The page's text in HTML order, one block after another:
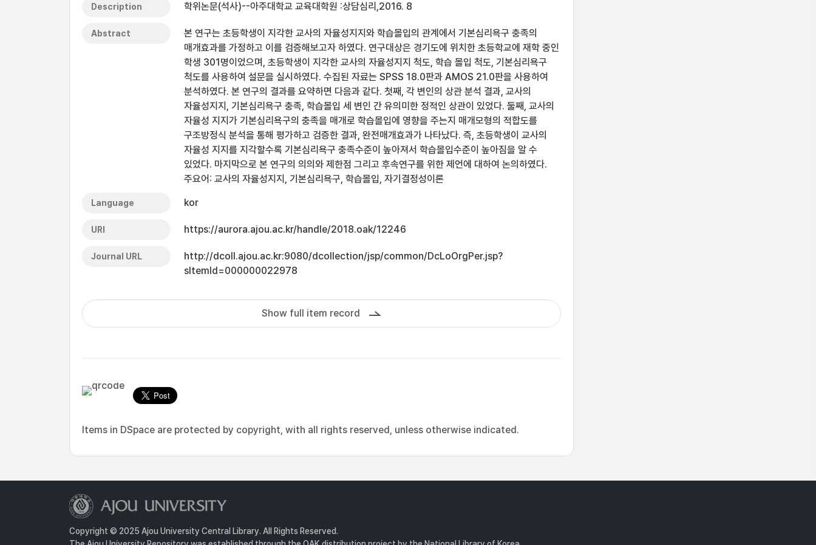
Description 학위논문(석사)--아주대학교 교육대학원 :상담심리,2016. 8
Abstract
본 연구는 초등학생이 지각한 교사의 자율성지지와 학습몰입의 관계에서 기본심리욕구 충족의
매개효과를 가정하고 이를 검증해보고자 하였다. 연구대상은 경기도에 위치한 초등학교에 재학 중인
학생 301명이었으며, 초등학생이 지각한 교사의 자율성지지 척도, 학습 몰입 척도, 기본심리욕구
척도를 사용하여 설문을 실시하였다. 수집된 자료는 SPSS 18.0판과 AMOS 21.0판을 사용하여
분석하였다. 본 연구의 결과를 요약하면 다음과 같다. 첫째, 각 변인의 상관 분석 결과, 교사의
자율성지지, 기본심리욕구 충족, 학습몰입 세 변인 간 유의미한 정적인 상관이 있었다. 둘째, 교사의
자율성 지지가 기본심리욕구의 충족을 매개로 학습몰입에 영향을 주는지 매개모형의 적합도를
구조방정식 분석을 통해 평가하고 검증한 결과, 완전매개효과가 나타났다. 즉, 초등학생이 교사의
자율성 지지를 지각할수록 기본심리욕구 충족수준이 높아져서 학습몰입수준이 높아짐을 알 수
있었다. 마지막으로 본 연구의 의의와 제한점 그리고 후속연구를 위한 제언에 대하여 논의하였다.
주요어: 교사의 자율성지지, 기본심리욕구, 학습몰입, 자기결정성이론
Language kor
URI https://aurora.ajou.ac.kr/handle/2018.oak/12246
Journal URL
http://dcoll.ajou.ac.kr:9080/dcollection/jsp/common/DcLoOrgPer.jsp?
sItemId=000000022978
Show full item record
Items in DSpace are protected by copyright, with all rights reserved, unless otherwise indicated.
Copyright © 2025 Ajou University Central Library. All Rights Reserved.